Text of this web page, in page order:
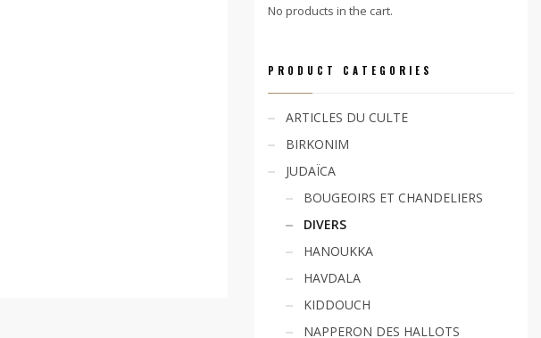
No products in the cart.
PRODUCT CATEGORIES
ARTICLES DU CULTE
BIRKONIM
JUDAÏCA
BOUGEOIRS ET CHANDELIERS
DIVERS
HANOUKKA
HAVDALA
KIDDOUCH
NAPPERON DES HALLOTS